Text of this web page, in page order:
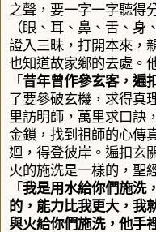
之聲，要一字一字聽得
（眼、耳、鼻、舌、
證入三昧，打開本來，
也知道故家鄉的去處。
「 昔年曾作參玄客，遍
了要參破玄機，求得真
里訪明師，萬里求口訣
金鎖，找到祖師的心傳
迴，得登彼岸。遍扣玄
火的施洗是一樣的，聖
「 我是用水給你們施洗
的，能力比我更大，我
與火給你們施洗，他手